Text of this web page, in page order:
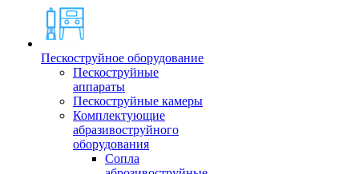
Пескоструйное оборудование
Пескоструйные
аппараты
Пескоструйные камеры
Комплектующие
абразивоструйного
оборудования
Сопла